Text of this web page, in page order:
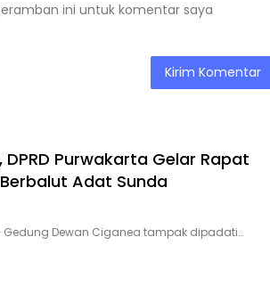
ini untuk komentar saya
DPRD Purwakarta Gelar Rapat
Adat Sunda
– Gedung Dewan Ciganea tampak dipadati…